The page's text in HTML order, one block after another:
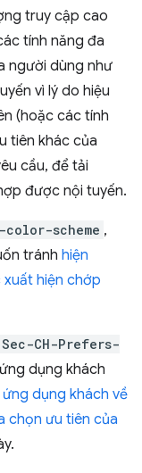
truy cập cao
tính năng đa
người dùng như
vì lý do hiệu
(hoặc các tính
tiên khác của
cầu, để tải
được nội tuyến.
scheme ,
tránh hiện
hiện chớp
Sec-CH-Prefers-
dụng khách
dụng khách về
chọn ưu tiên của